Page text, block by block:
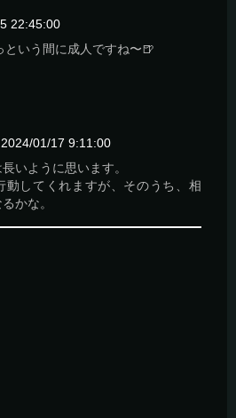
22:45:00
という間に成人ですね〜🍺
2024/01/17 9:11:00
いように思います。
動してくれますが、そのうち、相
かな。